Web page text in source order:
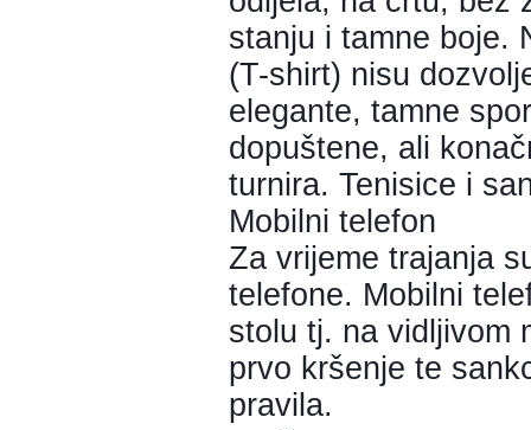
stanju i tamne boje.
(T-shirt) nisu
elegante, tamne
dopuštene, ali
turnira. Tenisice i
Mobilni telefon
Za vrijeme trajanja
telefone. Mobilni
stolu tj. na vidljivom
prvo kršenje te
pravila.